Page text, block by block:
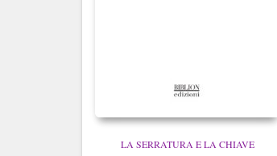
LA SERRATURA E LA CHIAVE